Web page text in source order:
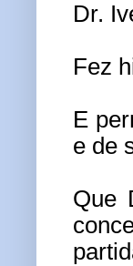
Dr.
Fez
E
e de
Que